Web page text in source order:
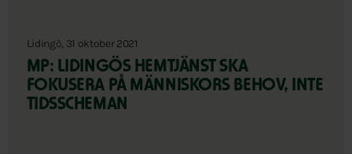
Lidingö, 31 oktober 2021
MP: LIDINGÖS HEMTJÄNST SKA
FOKUSERA PÅ MÄNNISKORS BEHOV, INTE
TIDSSCHEMAN